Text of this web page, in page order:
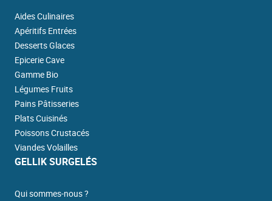
Aides Culinaires
Apéritifs Entrées
Desserts Glaces
Epicerie Cave
Gamme Bio
Légumes Fruits
Pains Pâtisseries
Plats Cuisinés
Poissons Crustacés
Viandes Volailles
GELLIK SURGELÉS
Qui sommes-nous ?